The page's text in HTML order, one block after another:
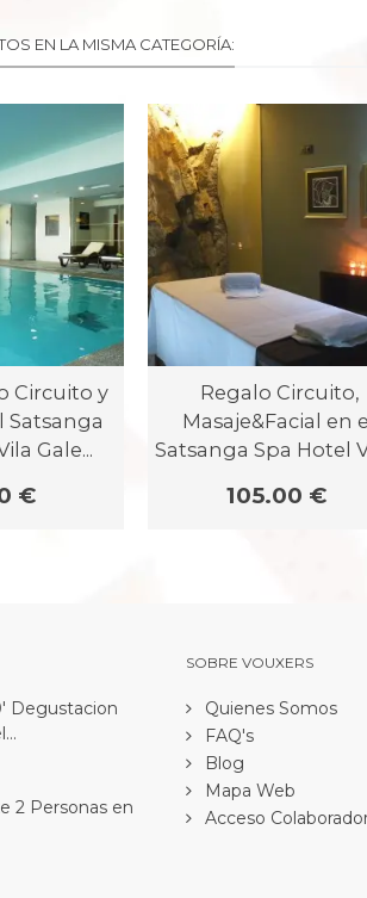
EN LA MISMA CATEGORÍA:
Circuito y
Satsanga
Gale...
€
Regalo Circuito,
Masaje&Facial en el
Satsanga Spa Hotel
105.00 €
Degustacion
2 Personas en
SOBRE VOUXERS
Quienes Somos
FAQ's
Blog
Mapa Web
Acceso